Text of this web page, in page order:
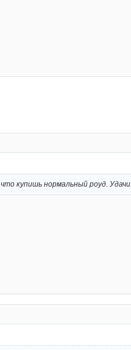
купишь нормальный роуд. Удачи.